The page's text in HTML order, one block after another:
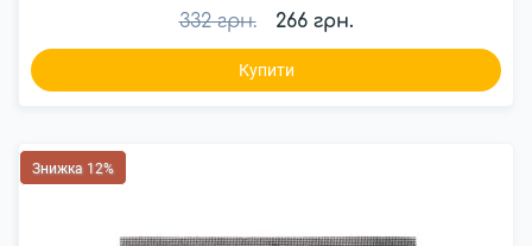
332 грн. 266 грн.
Купити
Знижка 12%